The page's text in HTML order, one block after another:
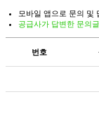
모바일 앱으로 문의 및
공급사가 답변한 문의
번호